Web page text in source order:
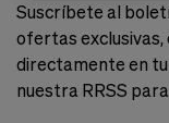
Suscríbete al
ofertas exclusivas,
directamente en tu
nuestra RRSS